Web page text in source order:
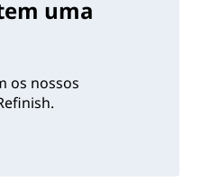
uma
os nossos